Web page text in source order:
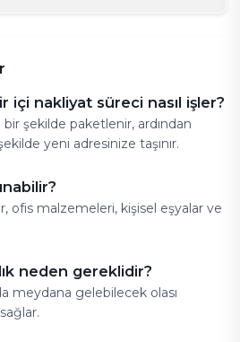
içi nakliyat süreci nasıl işler?
bir şekilde paketlenir, ardından
yeni adresinize taşınır.
ofis malzemeleri, kişisel eşyalar ve
neden gereklidir?
meydana gelebilecek olası